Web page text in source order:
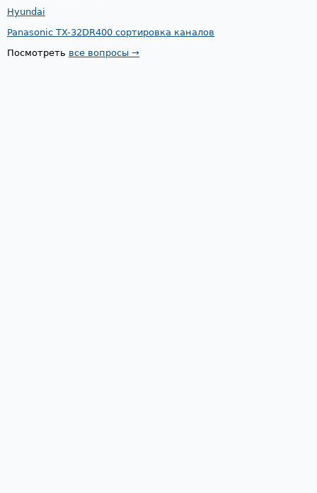
Hyundai
Panasonic TX-32DR400 сортировка каналов
Посмотреть все вопросы →